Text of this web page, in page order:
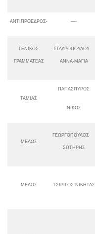
ΑΝΤΙΠΡΟΕΔΡΟΣ- —-
ΓΕΝΙΚΟΣ
ΓΡΑΜΜΑΤΕΑΣ
ΣΤΑΥΡΟΠΟΥΛΟΥ
ΑΝΝΑ-ΜΑΓΙΑ
ΤΑΜΙΑΣ
ΠΑΠΑΣΠΥΡΟΣ
ΝΙΚΟΣ
ΜΕΛΟΣ
ΓΕΩΡΓΟΠΟΥΛΟΣ
ΣΩΤΗΡΗΣ
ΜΕΛΟΣ ΤΣΙΡΙΓΟΣ ΝΙΚΗΤΑΣ